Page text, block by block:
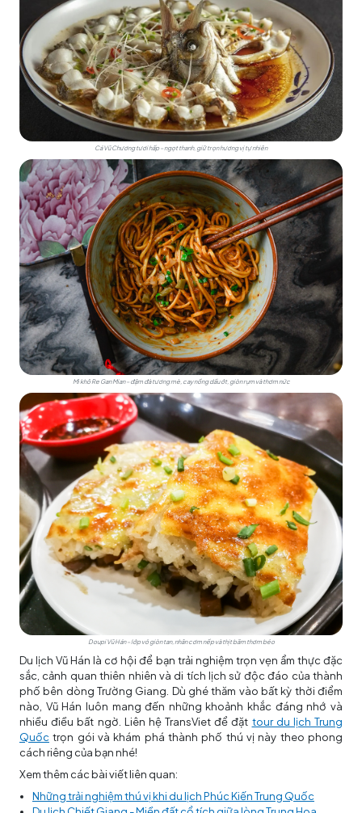
Cá Vũ Chương tươi hấp – ngọt thanh, giữ trọn hương vị tự nhiên
Mì khô Re Gan Mian – đậm đà tương mè, cay nồng dầu ớt, giòn rụm và thơm nức
Doupi Vũ Hán – lớp vỏ giòn tan, nhân cơm nếp và thịt băm thơm béo
Du lịch Vũ Hán là cơ hội để bạn trải nghiệm trọn vẹn ẩm thực đặc
sắc, cảnh quan thiên nhiên và di tích lịch sử độc đáo của thành
phố bên dòng Trường Giang. Dù ghé thăm vào bất kỳ thời điểm
nào, Vũ Hán luôn mang đến những khoảnh khắc đáng nhớ và
nhiều điều bất ngờ. Liên hệ TransViet để đặt tour du lịch Trung
Quốc trọn gói và khám phá thành phố thú vị này theo phong
cách riêng của bạn nhé!
Xem thêm các bài viết liên quan:
Những trải nghiệm thú vị khi du lịch Phúc Kiến Trung Quốc